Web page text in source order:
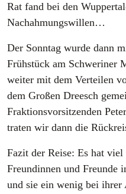
Rat fand bei den
Nachahmungswillen…
Der Sonntag wurde dann
Frühstück am Schweriner
weiter mit dem Verteilen
dem Großen Dreesch
Fraktionsvorsitzenden
traten wir dann die
Fazit der Reise: Es hat viel
Freundinnen und Freunde
und sie ein wenig bei ihrer